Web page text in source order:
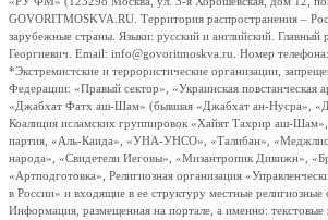
GOVORITMOSKVA.RU. Территория распространения –
зарубежные страны. Языки: русский и английский. Главный
Георгиевич. Email: info@govoritmoskva.ru. Номер
*Экстремистские и террористические организации,
Федерации: «Правый сектор», «Украинская
«Джабхат Фатх аш-Шам» (бывшая «Джабхат ан-Нусра»,
Коалиция исламских группировок «Хайят Тахрир аш-
партия, «Аль-Каида», «УНА-УНСО», «Талибан», «Меджлис
народа», «Свидетели Иеговы», «Мизантропик Дивижн»,
«Артподготовка», Религиозная организация
в России» и входящие в ее структуру местные религиозные
Информация, размещенная на портале, а именно: текстовые